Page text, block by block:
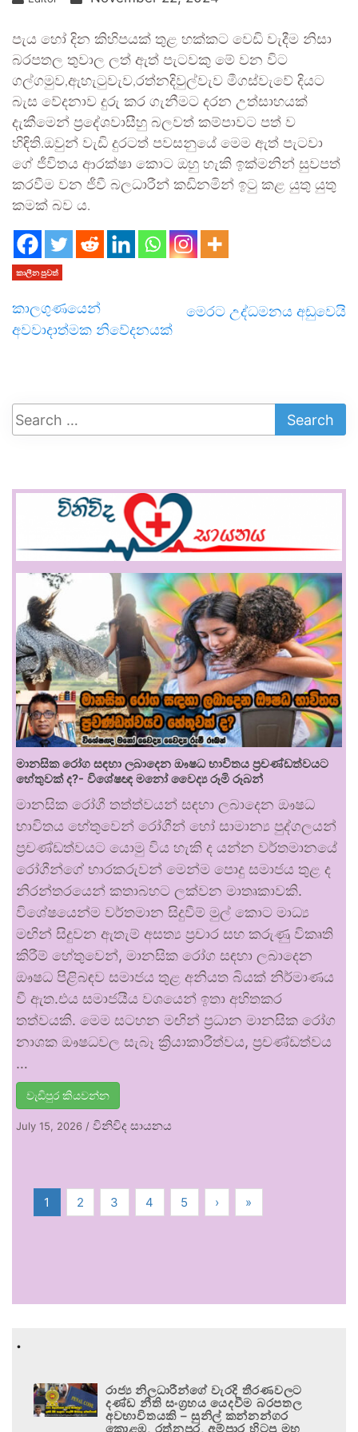
පැය හෝ දින කිහිපයක් තුළ හක්කට වෙඩි වැදීම නිසා
බරපතල තුවාල ලත් ඇත් පැටවකු මේ වන විට
ගල්ගමුව,ඇහැටුවැව,රත්නදිවුල්වැව මීගස්වැවේ දියට
බැස වේදනාව දුරු කර ගැනීමට දරන උත්සාහයක්
දැකීමෙන් ප්‍රදේශවාසීහු බලවත් කම්පාවට පත් ව
හිඳිති.ඔවුන් වැඩි දුරටත් පවසනුයේ මෙම ඇත් පැටවා
ගේ ජීවිතය ආරක්ෂා කොට ඔහු හැකි ඉක්මනින් සුවපත්
කරවීම වන ජීවී බලධාරීන් කඩිනමින් ඉටු කළ යුතු යුතු
කමක් බව ය.
කාලීන පුවත්
කාලගුණයෙන්
අවවාදාත්මක නිවේදනයක්
මෙරට උද්ධමනය අඩුවෙයි
මානසික රෝග සඳහා ලබාදෙන ඖෂධ භාවිතය ප්‍රචණ්ඩත්වයට
හේතුවක් ද?- විශේෂඥ මනෝ වෛද්‍ය රූමි රූබන්
මානසික රෝගී තත්ත්වයන් සඳහා ලබාදෙන ඖෂධ
භාවිතය හේතුවෙන් රෝගීන් හෝ සාමාන්‍ය පුද්ගලයන්
ප්‍රචණ්ඩත්වයට යොමු විය හැකි ද යන්න වර්තමානයේ
රෝගීන්ගේ භාරකරුවන් මෙන්ම පොදු සමාජය තුළ ද
නිරන්තරයෙන් කතාබහට ලක්වන මාතෘකාවකි.
විශේෂයෙන්ම වර්තමාන සිදුවීම් මුල් කොට මාධ්‍ය
මඟින් සිදුවන ඇතැම් අසත්‍ය ප්‍රචාර සහ කරුණු විකෘති
කිරීම් හේතුවෙන්, මානසික රෝග සඳහා ලබාදෙන
ඖෂධ පිළිබඳව සමාජය තුළ අනියත බියක් නිර්මාණය
වී ඇත.එය සමාජයීය වශයෙන් ඉතා අහිතකර
තත්වයකි. මෙම සටහන මඟින් ප්‍රධාන මානසික රෝග
නාශක ඖෂධවල සැබෑ ක්‍රියාකාරීත්වය, ප්‍රචණ්ඩත්වය
…
වැඩිපුර කියවන්න
July 15, 2026 / විනිවිද සායනය
1 2 3 4 5 › »
.
රාජ්‍ය නිලධාරීන්ගේ වැරදි තීරණවලට
දණ්ඩ නීති සංග්‍රහය යෙදවීම බරපතල
අවභාවිතයකි – සුනිල් කන්නන්ගර
කොළඹ, රත්නපුර, අම්පාර හිටපු මහ